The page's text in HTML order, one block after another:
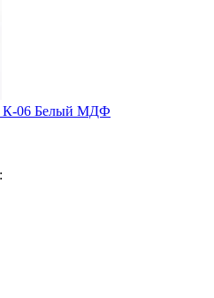
К-06 Белый МДФ